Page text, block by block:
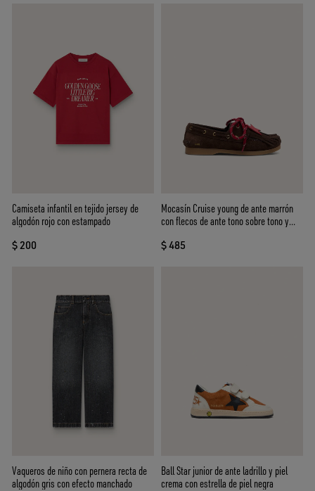
Camiseta infantil en tejido jersey de
algodón rojo con estampado
$ 200
Mocasín Cruise young de ante marrón
con flecos de ante tono sobre tono y
$ 485
Vaqueros de niño con pernera recta de
algodón gris con efecto manchado
Ball Star junior de ante ladrillo y piel
crema con estrella de piel negra